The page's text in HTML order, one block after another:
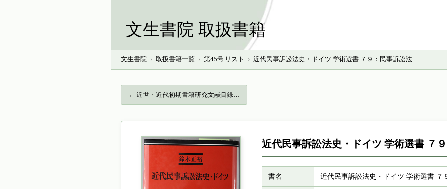
文生書院 取扱書籍
文生書院 › 取扱書籍一覧 › 第45号 リスト › 近代民事訴訟法史・ドイツ 学術選書 ７９：民事訴訟法
← 近世・近代初期書籍研究文献目録…
近代民事訴訟法史・ドイツ 学術選書 ７
書名 近代民事訴訟法史・ドイツ 学術選書 ７